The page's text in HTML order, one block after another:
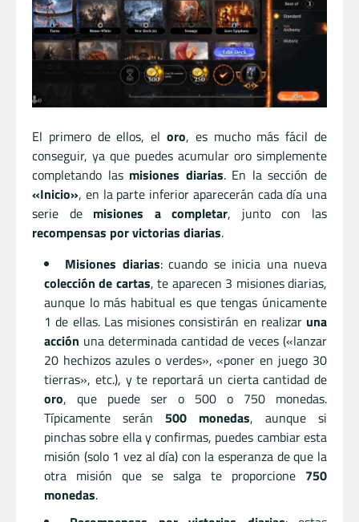
El primero de ellos, el oro, es mucho más fácil de
conseguir, ya que puedes acumular oro simplemente
completando las misiones diarias. En la sección de
«Inicio», en la parte inferior aparecerán cada día una
serie de misiones a completar, junto con las
recompensas por victorias diarias.
Misiones diarias: cuando se inicia una nueva
colección de cartas, te aparecen 3 misiones diarias,
aunque lo más habitual es que tengas únicamente
1 de ellas. Las misiones consistirán en realizar una
acción una determinada cantidad de veces («lanzar
20 hechizos azules o verdes», «poner en juego 30
tierras», etc.), y te reportará un cierta cantidad de
oro, que puede ser o 500 o 750 monedas.
Típicamente serán 500 monedas, aunque si
pinchas sobre ella y confirmas, puedes cambiar esta
misión (solo 1 vez al día) con la esperanza de que la
otra misión que se salga te proporcione 750
monedas.